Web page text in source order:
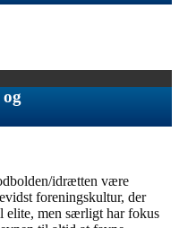
idrætten være
foreningskultur, der
elite, men særligt har fokus